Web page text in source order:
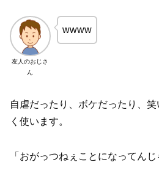
友人のおじさ
ん
wwww
自虐だったり、ボケだったり、
く使います。
「おがっつねぇことになってんじ